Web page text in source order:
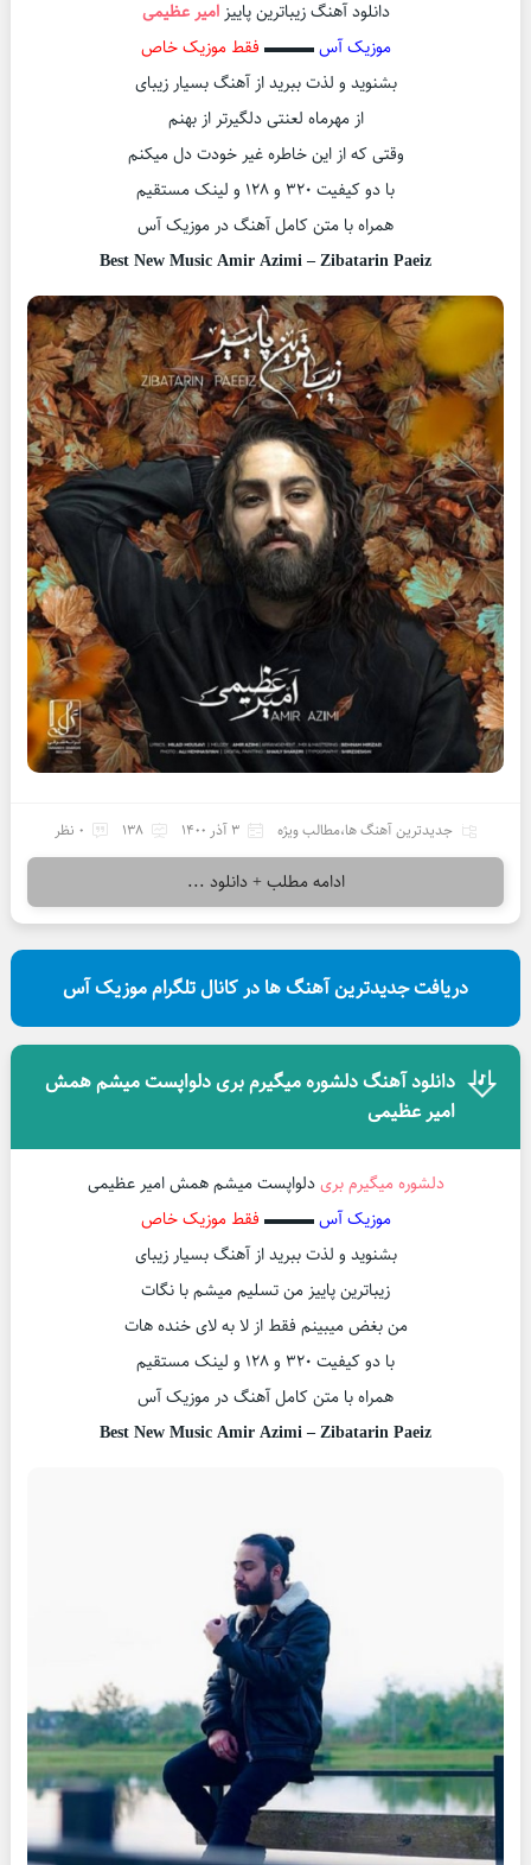
دانلود آهنگ زیباترین پاییزامیر عظیمی
موزیک آس▬▬▬ فقط موزیک خاص
بشنوید و لذت ببرید از آهنگ بسیار زیبای
از مهرماه لعنتی دلگیرتر از بهنم
وقتی که از این خاطره غیر خودت دل میکنم
با دو کیفیت ۳۲۰ و ۱۲۸ و لینک مستقیم
همراه با متن کامل آهنگ در موزیک آس
Best New Music Amir Azimi – Zibatarin Paeiz
جدیدترین آهنگ ها،مطالب ویژه 3 آذر 1400 138 0 نظر
ادامه مطلب + دانلود ...
دریافت جدیدترین آهنگ ها در کانال تلگرام موزیک آس
دانلود آهنگ دلشوره میگیرم بری دلواپست میشم همش
امیر عظیمی
دلشوره میگیرم بریدلواپست میشم همش امیر عظیمی
موزیک آس▬▬▬ فقط موزیک خاص
بشنوید و لذت ببرید از آهنگ بسیار زیبای
زیباترین پاییز من تسلیم میشم با نگات
من بغض میبینم فقط از لا به لای خنده هات
با دو کیفیت ۳۲۰ و ۱۲۸ و لینک مستقیم
همراه با متن کامل آهنگ در موزیک آس
Best New Music Amir Azimi – Zibatarin Paeiz